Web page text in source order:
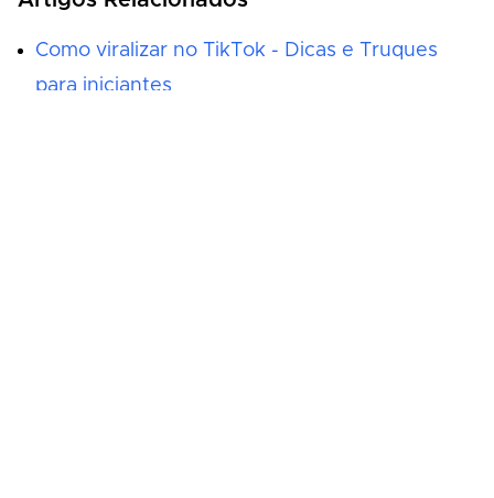
Como viralizar no TikTok - Dicas e Truques
para iniciantes